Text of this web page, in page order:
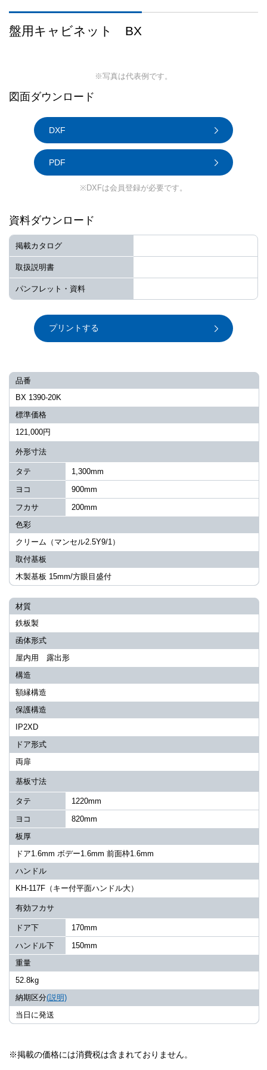
盤用キャビネット BX
※写真は代表例です。
品番
BX 1390-20K
標準価格
121,000円
外形寸法
タテ
1,300mm
ヨコ
900mm
フカサ
200mm
色彩
クリーム（マンセル2.5Y9/1）
取付基板
木製基板 15mm/方眼目盛付
図面ダウンロード
DXF
PDF
※DXFは会員登録が必要です。
資料ダウンロード
掲載カタログ
取扱説明書
パンフレット・資料
プリントする
材質
鉄板製
函体形式
屋内用 露出形
構造
額縁構造
保護構造
IP2XD
ドア形式
両扉
基板寸法
タテ
1220mm
ヨコ
820mm
板厚
ドア1.6mm ボデー1.6mm 前面枠1.6mm
ハンドル
KH-117F（キー付平面ハンドル大）
有効フカサ
ドア下
170mm
ハンドル下
150mm
重量
52.8kg
納期区分(説明)
当日に発送
※掲載の価格には消費税は含まれておりません。